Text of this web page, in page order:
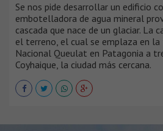
Se nos pide desarrollar un edificio
embotelladora de agua mineral
cascada que nace de un glaciar. La
el terreno, el cual se emplaza en
Nacional Queulat en Patagonia a
Coyhaique, la ciudad más cercana.